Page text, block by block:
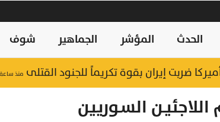
الحدث المؤشر الجماهير شوف
ضربت إيران بقوة تكريماً للجنود القتلى منذ ساعة
السـوريين